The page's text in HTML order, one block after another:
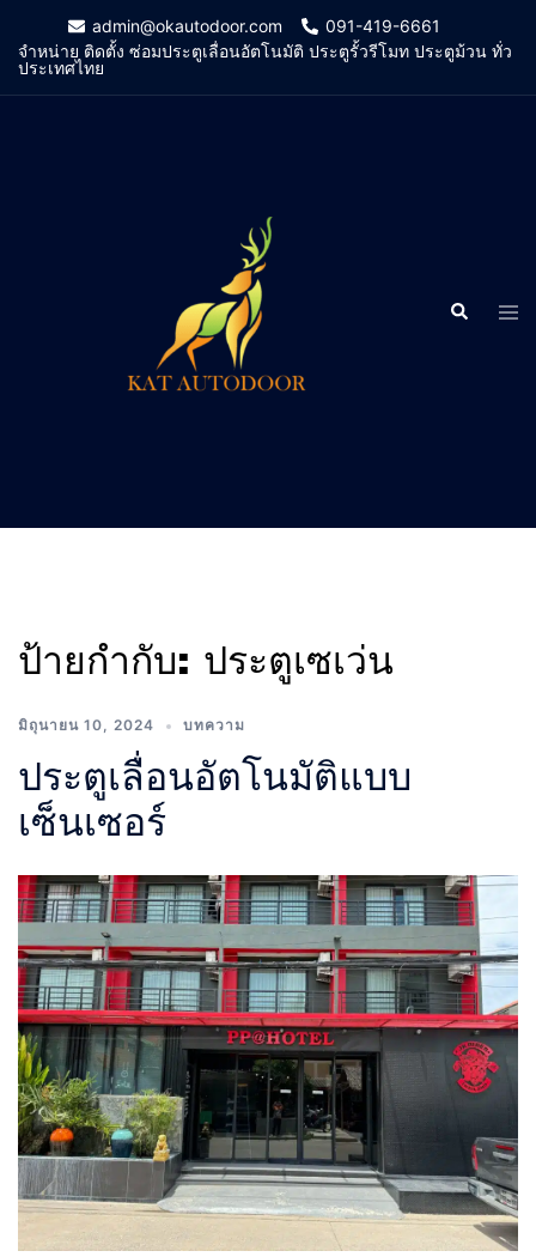
content
admin@okautodoor.com
091-419-6661
จำหน่าย ติดตั้ง ซ่อมประตูเลื่อนอัตโนมัติ ประตูรั้วรีโมท ประตูม้วน ทั่ว
ประเทศไทย
Search
ป้ายกำกับ: ประตูเซเว่น
มิถุนายน 10, 2024 บทความ
ประตูเลื่อนอัตโนมัติแบบ
เซ็นเซอร์